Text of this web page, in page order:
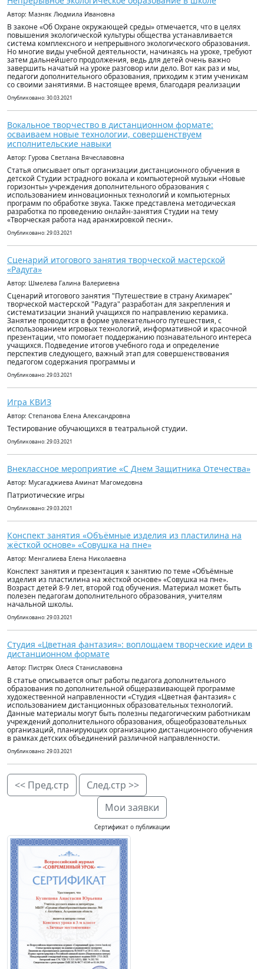
Автор: Мазняк Людмила Ивановна
В законе «Об Охране окружающей среды» отмечается, что в целях
повышения экологической культуры общества устанавливается
система комплексного и непрерывного экологического образования.
Но многие виды учебной деятельности, начинаясь на уроке, требуют
затем дальнейшего продолжения, ведь для детей очень важно
завершить начатый на уроке разговор или дело. Вот как раз и мы,
педагоги дополнительного образования, приходим к этим ученикам
со своими занятиями. В настоящее время, благодаря реализации
Опубликовано: 30.03.2021
Вокальное творчество в дистанционном формате:
осваиваем новые технологии, совершенствуем
исполнительские навыки
Автор: Гурова Светлана Вячеславовна
Статья описывает опыт организации дистанционного обучения в
детской Студии эстрадного вокала и компьютерной музыки «Новые
горизонты» учреждения дополнительного образования с
использованием инновационных технологий и компьютерных
программ по обработке звука. Также представлена методическая
разработка по проведению онлайн-занятия Студии на тему
«Творческая работа над аранжировкой песни».
Опубликовано: 29.03.2021
Сценарий итогового занятия творческой мастерской
«Радуга»
Автор: Шмелева Галина Валериевна
Сценарий итогового занятия "Путешествие в страну Акимарек"
творческой мастерской "Радуга" разработан для закрепления и
систематизации знаний учащихся по направлению керамика.
Занятие проводится в форме увлекательного путешествия, с
использованием игровых технологий, информативной и красочной
презентации, что помогает поддержанию познавательного интереса
учащихся. Подведение итогов учебного года и определение
перспектив следующего, важный этап для совершенствования
педагогом содержания программы и
Опубликовано: 29.03.2021
Игра КВИЗ
Автор: Степанова Елена Александровна
Тестирование обучающихся в театральной студии.
Опубликовано: 29.03.2021
Внеклассное мероприятие «С Днем Защитника Отечества»
Автор: Мусагаджиева Аминат Магомедовна
Патриотические игры
Опубликовано: 29.03.2021
Конспект занятия «Объёмные изделия из пластилина на
жёсткой основе» «Совушка на пне»
Автор: Менгалиева Елена Николаевна
Конспект занятия и презентация к занятию по теме «Объёмные
изделия из пластилина на жёсткой основе» «Совушка на пне».
Возраст детей 8-9 лет, второй год обучения. Материал может быть
полезен педагогам дополнительного образования, учителям
начальной школы.
Опубликовано: 29.03.2021
Студия «Цветная фантазия»: воплощаем творческие идеи в
дистанционном формате
Автор: Пистряк Олеся Станиславовна
В статье описывается опыт работы педагога дополнительного
образования по дополнительной общеразвивающей программе
художественной направленности «Студия «Цветная фантазия» с
использованием дистанционных образовательных технологий.
Данные материалы могут быть полезны педагогическим работникам
учреждений дополнительного образования, общеобразовательных
организаций, планирующих организацию дистанционного обучения
в рамках детских объединений различной направленности.
Опубликовано: 29.03.2021
<< Пред.стр
След.стр >>
Мои заявки
Сертификат о публикации